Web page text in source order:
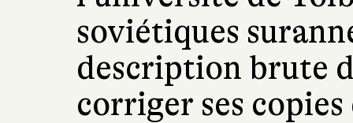
soviétiques
description brute
corriger ses